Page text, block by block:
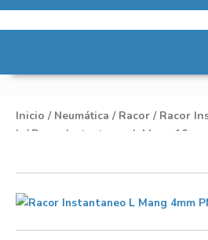
Inicio / Neumática / Racor / Racor
L / Racor Instantaneo L Mang 10mm